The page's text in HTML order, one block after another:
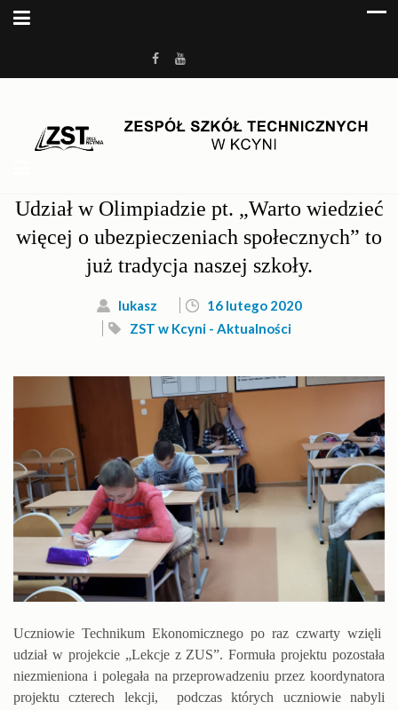
TECHNICZNYCH W KCYNI
Udział w Olimpiadzie pt. „Warto wiedzieć
więcej o ubezpieczeniach społecznych” to
już tradycja naszej szkoły.
lukasz
16 lutego 2020
ZST w Kcyni - Aktualności
Uczniowie Technikum Ekonomicznego po raz czwarty wzięli
udział w projekcie „Lekcje z ZUS”. Formuła projektu pozostała
niezmieniona i polegała na przeprowadzeniu przez koordynatora
projektu czterech lekcji, podczas których uczniowie nabyli